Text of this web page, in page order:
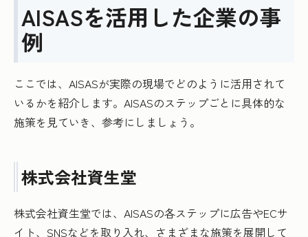
AISASを活用した企業の事
例
ここでは、AISASが実際の現場でどのように活用されて
いるかを紹介します。AISASのステップごとに具体的な
施策を見ていき、参考にしましょう。
株式会社資生堂
株式会社資生堂では、AISASの各ステップに広告やECサ
イト、SNSなどを取り入れ、さまざまな施策を展開して